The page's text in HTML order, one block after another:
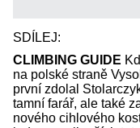
SDÍLEJ:
CLIMBING GUIDE
na polské straně
první zdolal
tamní farář, ale také
nového cihlového